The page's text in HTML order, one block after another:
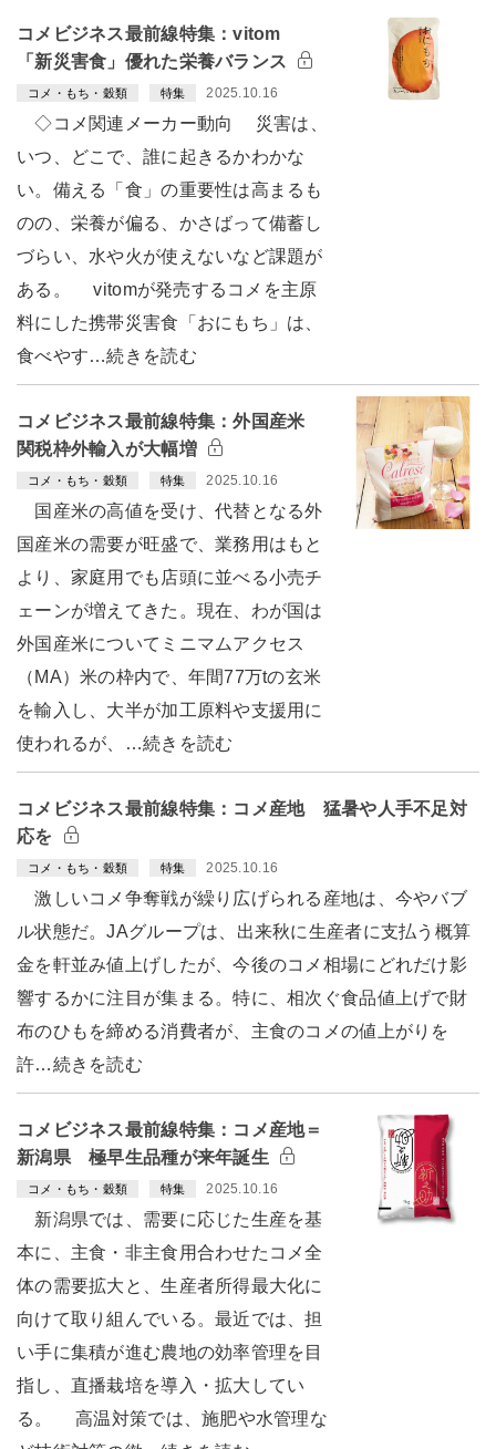
コメビジネス最前線特集：vitom
「新災害食」優れた栄養バランス
コメ・もち・穀類 特集 2025.10.16
◇コメ関連メーカー動向 災害は、
いつ、どこで、誰に起きるかわかな
い。備える「食」の重要性は高まるも
のの、栄養が偏る、かさばって備蓄し
づらい、水や火が使えないなど課題が
ある。 vitomが発売するコメを主原
料にした携帯災害食「おにもち」は、
食べやす…続きを読む
コメビジネス最前線特集：外国産米
関税枠外輸入が大幅増
コメ・もち・穀類 特集 2025.10.16
国産米の高値を受け、代替となる外
国産米の需要が旺盛で、業務用はもと
より、家庭用でも店頭に並べる小売チ
ェーンが増えてきた。現在、わが国は
外国産米についてミニマムアクセス
（MA）米の枠内で、年間77万tの玄米
を輸入し、大半が加工原料や支援用に
使われるが、…続きを読む
コメビジネス最前線特集：コメ産地 猛暑や人手不足対
応を
コメ・もち・穀類 特集 2025.10.16
激しいコメ争奪戦が繰り広げられる産地は、今やバブ
ル状態だ。JAグループは、出来秋に生産者に支払う概算
金を軒並み値上げしたが、今後のコメ相場にどれだけ影
響するかに注目が集まる。特に、相次ぐ食品値上げで財
布のひもを締める消費者が、主食のコメの値上がりを
許…続きを読む
コメビジネス最前線特集：コメ産地＝
新潟県 極早生品種が来年誕生
コメ・もち・穀類 特集 2025.10.16
新潟県では、需要に応じた生産を基
本に、主食・非主食用合わせたコメ全
体の需要拡大と、生産者所得最大化に
向けて取り組んでいる。最近では、担
い手に集積が進む農地の効率管理を目
指し、直播栽培を導入・拡大してい
る。 高温対策では、施肥や水管理な